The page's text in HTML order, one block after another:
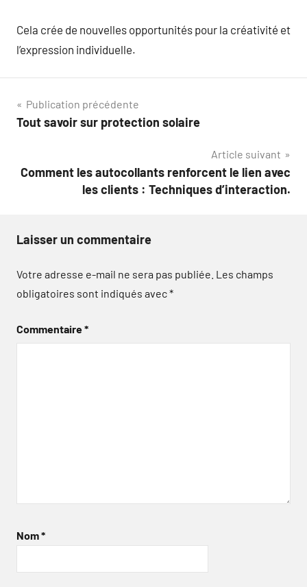
Cela crée de nouvelles opportunités pour la créativité et
l’expression individuelle.
Navigation
de
Publication précédente
Tout savoir sur protection solaire
Article suivant
Comment les autocollants renforcent le lien avec
les clients : Techniques d’interaction.
Laisser un commentaire
Votre adresse e-mail ne sera pas publiée. Les champs
obligatoires sont indiqués avec*
Commentaire*
Nom*